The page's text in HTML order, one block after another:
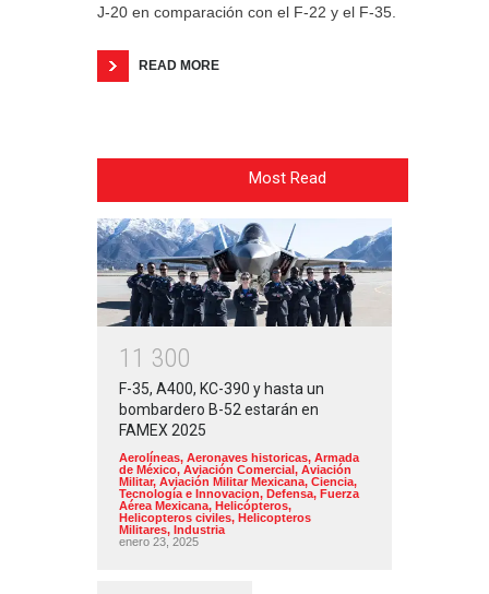
J-20 en comparación con el F-22 y el F-35.
READ MORE
Most Read
1 1 300
F-35, A400, KC-390 y hasta un
bombardero B-52 estarán en
FAMEX 2025
Aerolíneas, Aeronaves historicas, Armada
de México, Aviación Comercial, Aviación
Militar, Aviación Militar Mexicana, Ciencia,
Tecnología e Innovacion, Defensa, Fuerza
Aérea Mexicana, Helicópteros,
Helicopteros civiles, Helicopteros
Militares, Industria
enero 23, 2025